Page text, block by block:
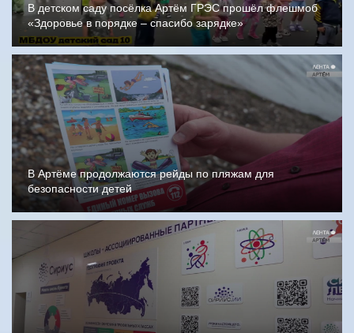
В детском саду посёлка Артём ГРЭС прошёл флешмоб
«Здоровье в порядке – спасибо зарядке»
В Артёме продолжаются рейды по пляжам для
безопасности детей